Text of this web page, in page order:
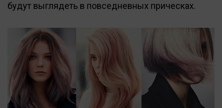
будут выглядеть в повседневных прическах.